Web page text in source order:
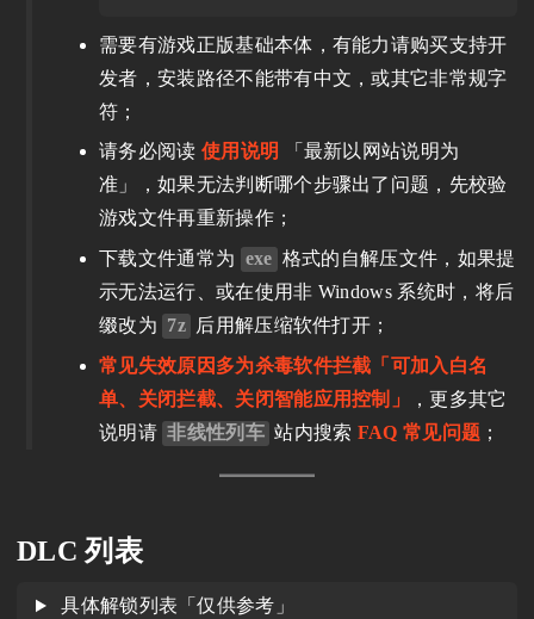
需要有游戏正版基础本体，有能力请购买支持开
发者，安装路径不能带有中文，或其它非常规字
符；
请务必阅读 使用说明
「最新以网站说明为
准」，如果无法判断哪个步骤出了问题，先校验
游戏文件再重新操作；
下载文件通常为 exe 格式的自解压文件，如果提
示无法运行、或在使用非 Windows 系统时，将后
缀改为 7z 后用解压缩软件打开；
常见失效原因多为杀毒软件拦截「可加入白名
单、关闭拦截、关闭智能应用控制」
，更多其它
说明请 非线性列车 站内搜索 FAQ 常见问题 ；
DLC 列表
具体解锁列表「仅供参考」